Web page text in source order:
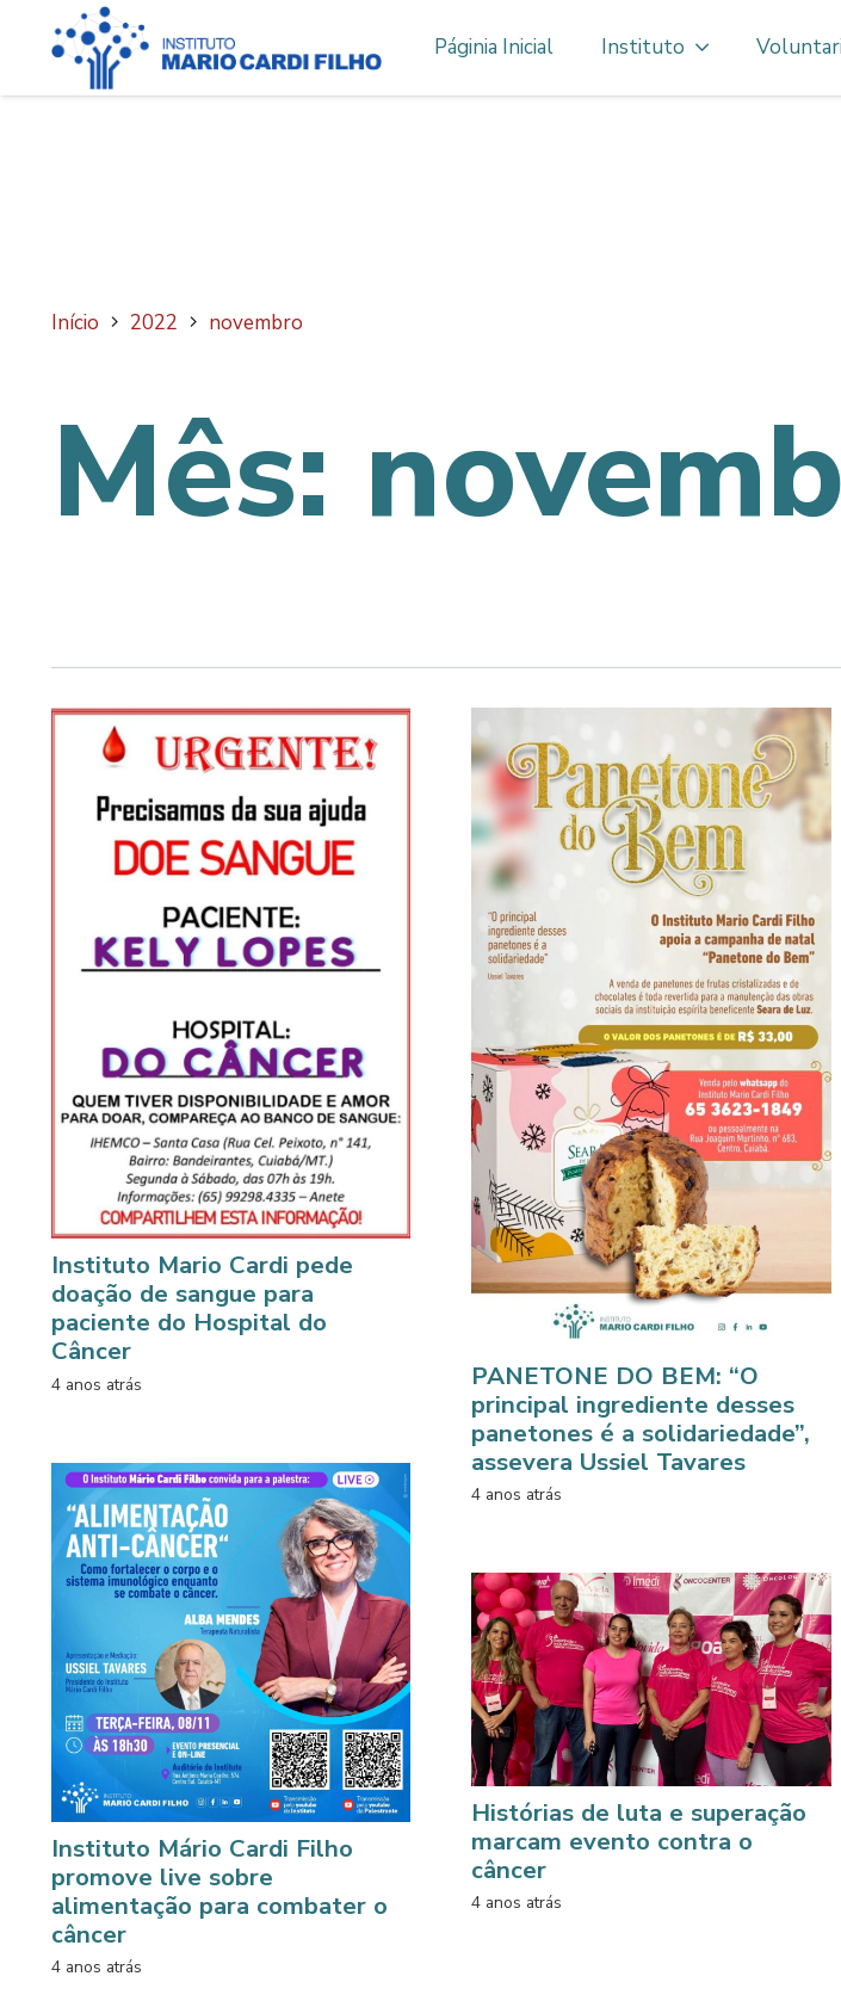
Páginia Inicial Instituto
Início 2022 novembro
Mês:
Instituto Mario Cardi pede
doação de sangue para
paciente do Hospital do
Câncer
4 anos atrás
PANETONE DO BEM: “O
principal ingrediente desses
panetones é a solidariedade”,
assevera Ussiel Tavares
4 anos atrás
Instituto Mário Cardi Filho
promove live sobre
alimentação para combater o
câncer
4 anos atrás
Histórias de luta e superação
marcam evento contra o
câncer
4 anos atrás